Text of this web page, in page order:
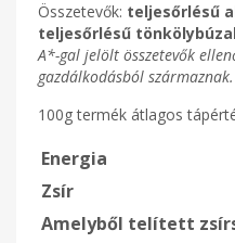
Összetevők: teljesőrlésű
teljesőrlésű
A*-gal jelölt összetevők
gazdálkodásból származnak.
100g termék átlagos
Energia
Zsír
Amelyből telített